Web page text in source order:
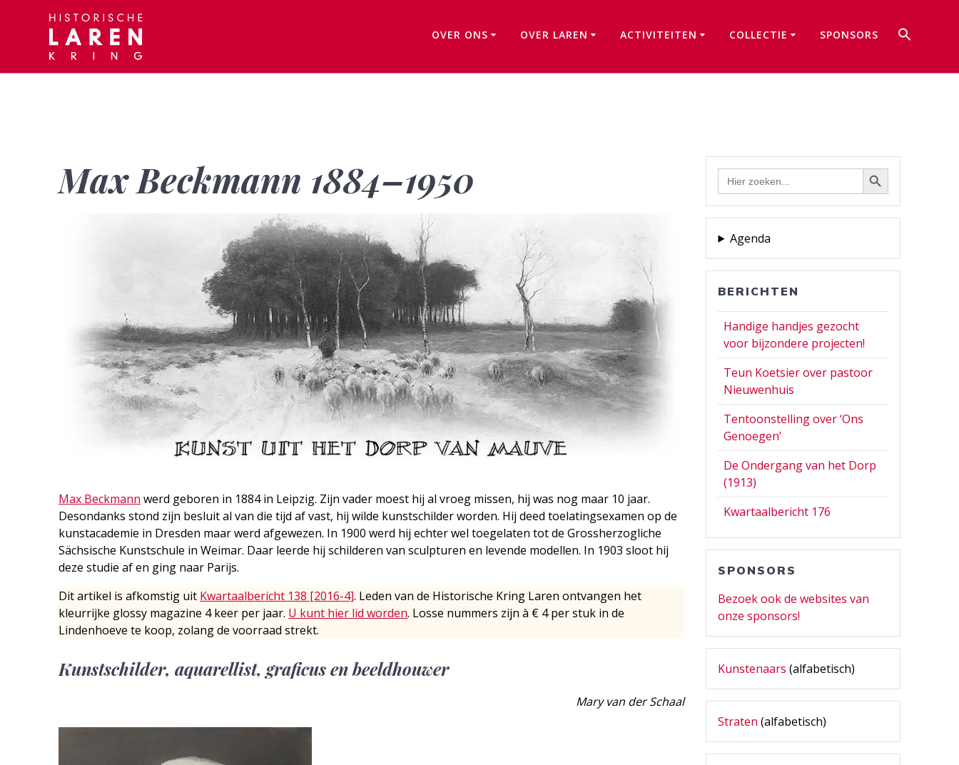
OVER ONS OVER LAREN ACTIVITEITEN COLLECTIE SPONSORS
Max Beckmann 1884–1950
Max Beckmann werd geboren in 1884 in Leipzig. Zijn vader moest hij al vroeg missen, hij was nog maar 10 jaar.
Desondanks stond zijn besluit al van die tijd af vast, hij wilde kunstschilder worden. Hij deed toelatingsexamen op de
kunstacademie in Dresden maar werd afgewezen. In 1900 werd hij echter wel toegelaten tot de Grossherzogliche
Sächsische Kunstschule in Weimar. Daar leerde hij schilderen van sculpturen en levende modellen. In 1903 sloot hij
deze studie af en ging naar Parijs.
Dit artikel is afkomstig uit Kwartaalbericht 138 [2016-4]. Leden van de Historische Kring Laren ontvangen het
kleurrijke glossy magazine 4 keer per jaar. U kunt hier lid worden. Losse nummers zijn à € 4 per stuk in de
Lindenhoeve te koop, zolang de voorraad strekt.
Kunstschilder, aquarellist, graficus en beeldhouwer
Mary van der Schaal
Zoek
naar:
Zoekknop
Agenda
BERICHTEN
Handige handjes gezocht
voor bijzondere projecten!
Teun Koetsier over pastoor
Nieuwenhuis
Tentoonstelling over ‘Ons
Genoegen’
De Ondergang van het Dorp
(1913)
Kwartaalbericht 176
SPONSORS
Bezoek ook de websites van
onze sponsors!
Kunstenaars (alfabetisch)
Straten (alfabetisch)